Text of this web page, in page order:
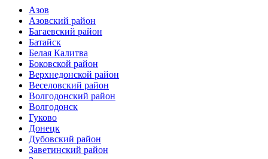
Азов
Азовский район
Багаевский район
Батайск
Белая Калитва
Боковской район
Верхнедонской район
Веселовский район
Волгодонский район
Волгодонск
Гуково
Донецк
Дубовский район
Заветинский район